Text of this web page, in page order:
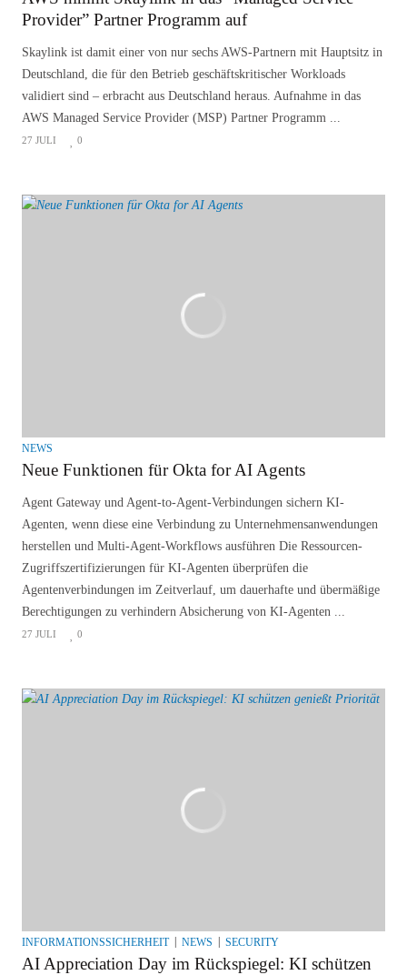
Provider” Partner Programm auf
Skaylink ist damit einer von nur sechs AWS-Partnern mit Hauptsitz in
Deutschland, die für den Betrieb geschäftskritischer Workloads
validiert sind – erbracht aus Deutschland heraus. Aufnahme in das
AWS Managed Service Provider (MSP) Partner Programm ...
27 JULI 0
NEWS
Neue Funktionen für Okta for AI Agents
Agent Gateway und Agent-to-Agent-Verbindungen sichern KI-
Agenten, wenn diese eine Verbindung zu Unternehmensanwendungen
herstellen und Multi-Agent-Workflows ausführen Die Ressourcen-
Zugriffszertifizierungen für KI-Agenten überprüfen die
Agentenverbindungen im Zeitverlauf, um dauerhafte und übermäßige
Berechtigungen zu verhindern Absicherung von KI-Agenten ...
27 JULI 0
INFORMATIONSSICHERHEIT NEWS SECURITY
AI Appreciation Day im Rückspiegel: KI schützen